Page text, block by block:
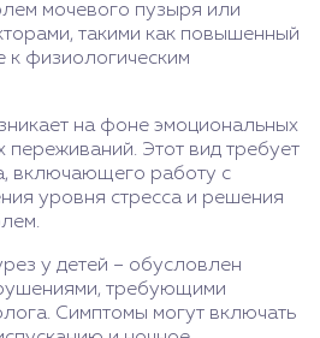
мочевого пузыря или
такими как повышенный
к физиологическим
на фоне эмоциональных
переживаний. Этот вид требует
включающего работу с
уровня стресса и решения
у детей – обусловлен
требующими
Симптомы могут включать